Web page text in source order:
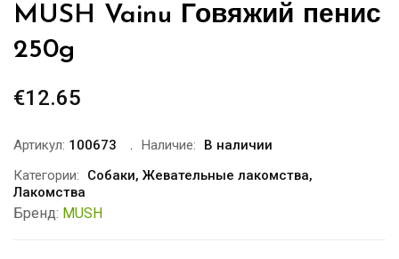
MUSH Vainu Говяжий пенис
250g
€12.65
Артикул: 100673 Наличие:
В наличии
Категории:
Собаки, Жевательные лакомства,
Лакомства
Бренд: MUSH